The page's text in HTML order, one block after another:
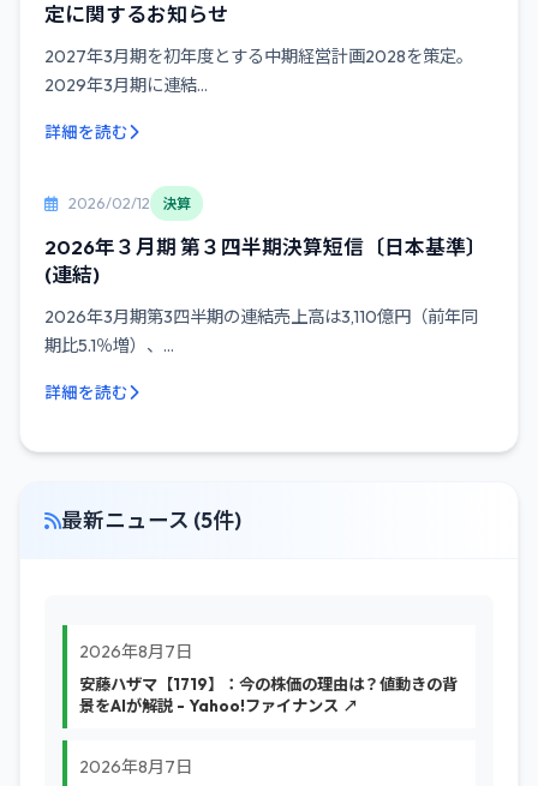
定に関するお知らせ
2027年3月期を初年度とする中期経営計画2028を策定。
2029年3月期に連結...
詳細を読む
2026/02/12 決算
2026年３月期 第３四半期決算短信〔日本基準〕
(連結)
2026年3月期第3四半期の連結売上高は3,110億円（前年同
期比5.1％増）、...
詳細を読む
最新ニュース (5件)
2026年8月7日
安藤ハザマ【1719】：今の株価の理由は？値動きの背
景をAIが解説 - Yahoo!ファイナンス ↗
2026年8月7日